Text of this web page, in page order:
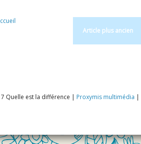
Article plus ancien
Quelle est la différence | Proxymis multimédia |